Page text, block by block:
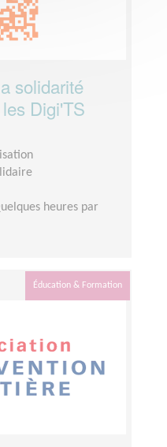
solidarité
Digi'TS
heures par
Éducation & Formation